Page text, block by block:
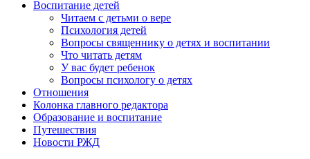
Воспитание детей
Читаем с детьми о вере
Психология детей
Вопросы священнику о детях и воспитании
Что читать детям
У вас будет ребенок
Вопросы психологу о детях
Отношения
Колонка главного редактора
Образование и воспитание
Путешествия
Новости РЖД